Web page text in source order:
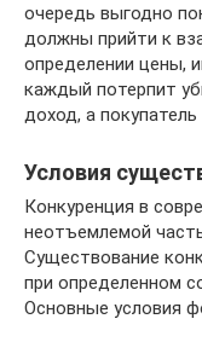
очередь выгодно
должны прийти к
определении цены,
каждый потерпит
доход, а
Условия
Конкуренция в
неотъемлемой
Существование
при определенном
Основные условия